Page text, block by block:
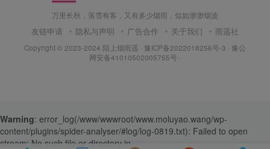
万里长秋，落雪有客，又有多少烟雨，似如渺渺烟波
友链申请 隐私与声明 广告合作 关于我们 雨遥社
Copyright © 2023-2024 陌上烟雨遥 · 豫ICP备2022018256号-3 · 豫公
网安备41010502005755号 ·
Warning: error_log(/www/wwwroot/www.moluyao.wang/wp-
content/plugins/spider-analyser/#log/log-0819.txt): Failed to open
stream: No such file or directory in